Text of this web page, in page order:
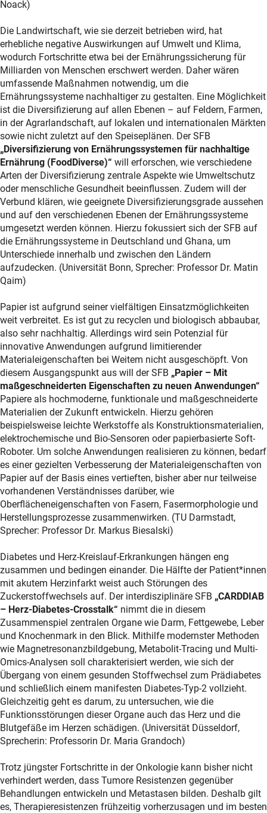
Noack)
Die Landwirtschaft, wie sie derzeit betrieben wird, hat
erhebliche negative Auswirkungen auf Umwelt und Klima,
wodurch Fortschritte etwa bei der Ernährungssicherung für
Milliarden von Menschen erschwert werden. Daher wären
umfassende Maßnahmen notwendig, um die
Ernährungssysteme nachhaltiger zu gestalten. Eine Möglichkeit
ist die Diversifizierung auf allen Ebenen – auf Feldern, Farmen,
in der Agrarlandschaft, auf lokalen und internationalen Märkten
sowie nicht zuletzt auf den Speiseplänen. Der SFB
„Diversifizierung von Ernährungssystemen für nachhaltige
Ernährung (FoodDiverse)“ will erforschen, wie verschiedene
Arten der Diversifizierung zentrale Aspekte wie Umweltschutz
oder menschliche Gesundheit beeinflussen. Zudem will der
Verbund klären, wie geeignete Diversifizierungsgrade aussehen
und auf den verschiedenen Ebenen der Ernährungssysteme
umgesetzt werden können. Hierzu fokussiert sich der SFB auf
die Ernährungssysteme in Deutschland und Ghana, um
Unterschiede innerhalb und zwischen den Ländern
aufzudecken. (Universität Bonn, Sprecher: Professor Dr. Matin
Qaim)
Papier ist aufgrund seiner vielfältigen Einsatzmöglichkeiten
weit verbreitet. Es ist gut zu recyclen und biologisch abbaubar,
also sehr nachhaltig. Allerdings wird sein Potenzial für
innovative Anwendungen aufgrund limitierender
Materialeigenschaften bei Weitem nicht ausgeschöpft. Von
diesem Ausgangspunkt aus will der SFB „Papier – Mit
maßgeschneiderten Eigenschaften zu neuen Anwendungen“
Papiere als hochmoderne, funktionale und maßgeschneiderte
Materialien der Zukunft entwickeln. Hierzu gehören
beispielsweise leichte Werkstoffe als Konstruktionsmaterialien,
elektrochemische und Bio-Sensoren oder papierbasierte Soft-
Roboter. Um solche Anwendungen realisieren zu können, bedarf
es einer gezielten Verbesserung der Materialeigenschaften von
Papier auf der Basis eines vertieften, bisher aber nur teilweise
vorhandenen Verständnisses darüber, wie
Oberflächeneigenschaften von Fasern, Fasermorphologie und
Herstellungsprozesse zusammenwirken. (TU Darmstadt,
Sprecher: Professor Dr. Markus Biesalski)
Diabetes und Herz-Kreislauf-Erkrankungen hängen eng
zusammen und bedingen einander. Die Hälfte der Patient*innen
mit akutem Herzinfarkt weist auch Störungen des
Zuckerstoffwechsels auf. Der interdisziplinäre SFB „CARDDIAB
– Herz-Diabetes-Crosstalk“ nimmt die in diesem
Zusammenspiel zentralen Organe wie Darm, Fettgewebe, Leber
und Knochenmark in den Blick. Mithilfe modernster Methoden
wie Magnetresonanzbildgebung, Metabolit-Tracing und Multi-
Omics-Analysen soll charakterisiert werden, wie sich der
Übergang von einem gesunden Stoffwechsel zum Prädiabetes
und schließlich einem manifesten Diabetes-Typ-2 vollzieht.
Gleichzeitig geht es darum, zu untersuchen, wie die
Funktionsstörungen dieser Organe auch das Herz und die
Blutgefäße im Herzen schädigen. (Universität Düsseldorf,
Sprecherin: Professorin Dr. Maria Grandoch)
Trotz jüngster Fortschritte in der Onkologie kann bisher nicht
verhindert werden, dass Tumore Resistenzen gegenüber
Behandlungen entwickeln und Metastasen bilden. Deshalb gilt
es, Therapieresistenzen frühzeitig vorherzusagen und im besten